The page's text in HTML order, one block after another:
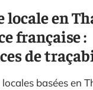
locale en
française :
de
locales basées en